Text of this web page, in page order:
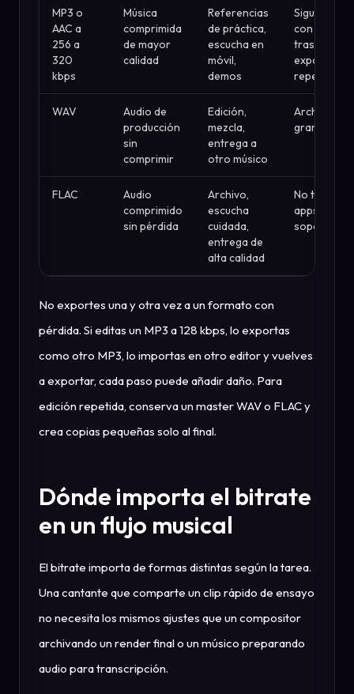
MP3 o
AAC a
256 a
320
kbps
Música
comprimida
de mayor
calidad
Referencias
de práctica,
escucha en
móvil,
demos
Sigue
con pérdida
tras
repetidas
WAV
Audio de
producción
sin
comprimir
Edición,
mezcla,
entrega a
otro músico
Archivos
grandes
FLAC
Audio
comprimido
sin pérdida
Archivo,
escucha
cuidada,
entrega de
alta calidad
No todas
apps lo
soportan
No exportes una y otra vez a un formato con
pérdida. Si editas un MP3 a 128 kbps, lo exportas
como otro MP3, lo importas en otro editor y vuelves
a exportar, cada paso puede añadir daño. Para
edición repetida, conserva un master WAV o FLAC y
crea copias pequeñas solo al final.
Dónde importa el bitrate
en un flujo musical
El bitrate importa de formas distintas según la tarea.
Una cantante que comparte un clip rápido de ensayo
no necesita los mismos ajustes que un compositor
archivando un render final o un músico preparando
audio para transcripción.